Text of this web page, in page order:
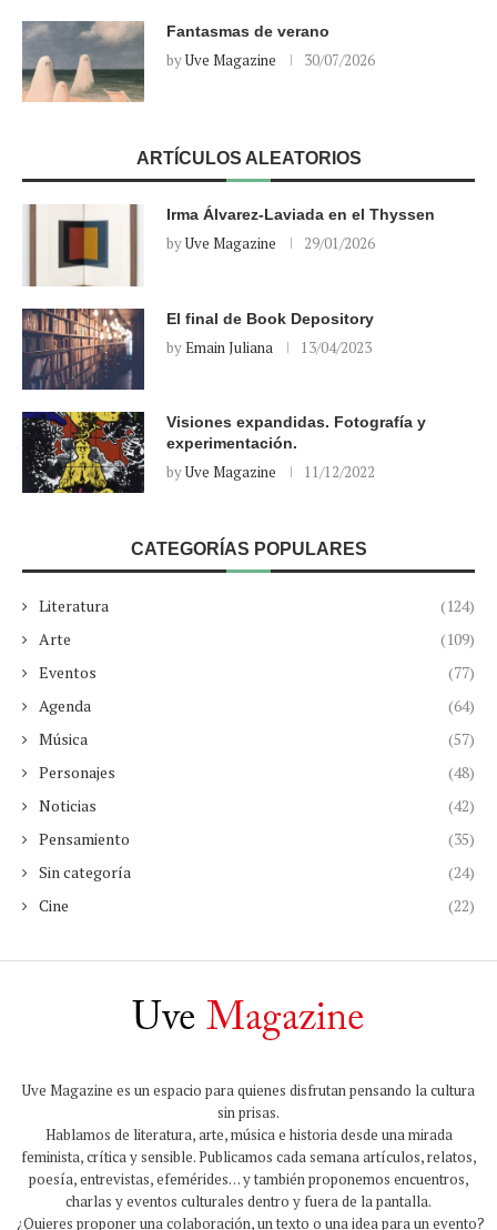
Fantasmas de verano
byUve Magazine 30/07/2026
ARTÍCULOS ALEATORIOS
Irma Álvarez-Laviada en el Thyssen
byUve Magazine 29/01/2026
El final de Book Depository
byEmain Juliana 13/04/2023
Visiones expandidas. Fotografía y
experimentación.
byUve Magazine 11/12/2022
CATEGORÍAS POPULARES
Literatura
(124)
Arte
(109)
Eventos
(77)
Agenda
(64)
Música
(57)
Personajes
(48)
Noticias
(42)
Pensamiento
(35)
Sin categoría
(24)
Cine
(22)
Uve Magazine es un espacio para quienes disfrutan pensando la cultura
sin prisas.
Hablamos de literatura, arte, música e historia desde una mirada
feminista, crítica y sensible. Publicamos cada semana artículos, relatos,
poesía, entrevistas, efemérides… y también proponemos encuentros,
charlas y eventos culturales dentro y fuera de la pantalla.
¿Quieres proponer una colaboración, un texto o una idea para un evento?